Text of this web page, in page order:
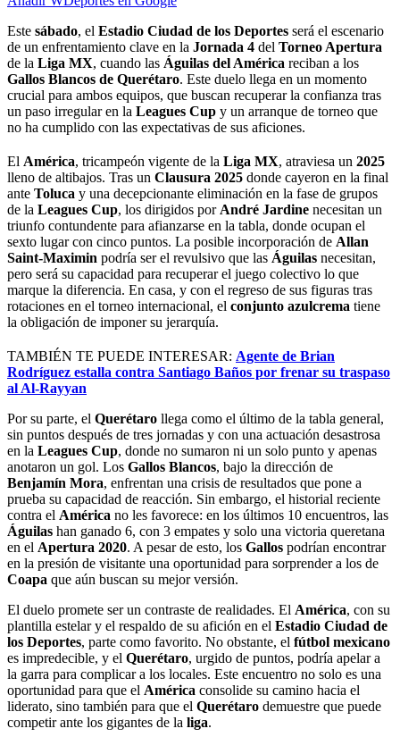
Este sábado, el Estadio Ciudad de los Deportes será el escenario
de un enfrentamiento clave en la Jornada 4 del Torneo Apertura
de la Liga MX, cuando las Águilas del América reciban a los
Gallos Blancos de Querétaro. Este duelo llega en un momento
crucial para ambos equipos, que buscan recuperar la confianza tras
un paso irregular en la Leagues Cup y un arranque de torneo que
no ha cumplido con las expectativas de sus aficiones.
El América, tricampeón vigente de la Liga MX, atraviesa un 2025
lleno de altibajos. Tras un Clausura 2025 donde cayeron en la final
ante Toluca y una decepcionante eliminación en la fase de grupos
de la Leagues Cup, los dirigidos por André Jardine necesitan un
triunfo contundente para afianzarse en la tabla, donde ocupan el
sexto lugar con cinco puntos. La posible incorporación de Allan
Saint-Maximin podría ser el revulsivo que las Águilas necesitan,
pero será su capacidad para recuperar el juego colectivo lo que
marque la diferencia. En casa, y con el regreso de sus figuras tras
rotaciones en el torneo internacional, el conjunto azulcrema tiene
la obligación de imponer su jerarquía.
TAMBIÉN TE PUEDE INTERESAR: Agente de Brian
Rodríguez estalla contra Santiago Baños por frenar su traspaso
al Al-Rayyan
Por su parte, el Querétaro llega como el último de la tabla general,
sin puntos después de tres jornadas y con una actuación desastrosa
en la Leagues Cup, donde no sumaron ni un solo punto y apenas
anotaron un gol. Los Gallos Blancos, bajo la dirección de
Benjamín Mora, enfrentan una crisis de resultados que pone a
prueba su capacidad de reacción. Sin embargo, el historial reciente
contra el América no les favorece: en los últimos 10 encuentros, las
Águilas han ganado 6, con 3 empates y solo una victoria queretana
en el Apertura 2020. A pesar de esto, los Gallos podrían encontrar
en la presión de visitante una oportunidad para sorprender a los de
Coapa que aún buscan su mejor versión.
El duelo promete ser un contraste de realidades. El América, con su
plantilla estelar y el respaldo de su afición en el Estadio Ciudad de
los Deportes, parte como favorito. No obstante, el fútbol mexicano
es impredecible, y el Querétaro, urgido de puntos, podría apelar a
la garra para complicar a los locales. Este encuentro no solo es una
oportunidad para que el América consolide su camino hacia el
liderato, sino también para que el Querétaro demuestre que puede
competir ante los gigantes de la liga.